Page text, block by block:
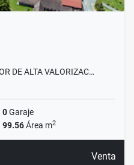
DE ALTA VALORIZAC…
0Garaje
99.56Área m2
Venta